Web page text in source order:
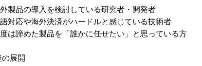
製品の導入を検討している研究者・開発者
対応や海外決済がハードルと感じている技術者
は諦めた製品を「誰かに任せたい」と思っている方
展開